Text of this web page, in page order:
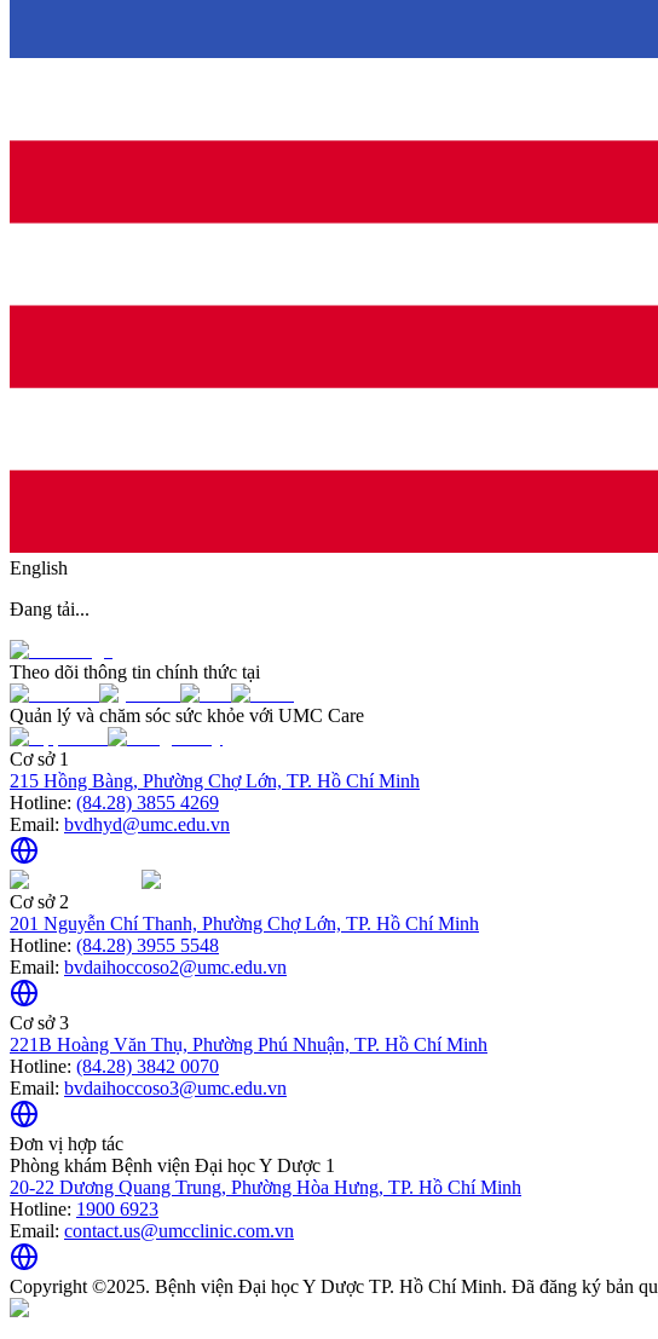
English
Đang tải...
Theo dõi thông tin chính thức tại
Quản lý và chăm sóc sức khỏe với UMC Care
Cơ sở 1
215 Hồng Bàng, Phường Chợ Lớn, TP. Hồ Chí Minh
Hotline: (84.28) 3855 4269
Email: bvdhyd@umc.edu.vn
Cơ sở 2
201 Nguyễn Chí Thanh, Phường Chợ Lớn, TP. Hồ Chí Minh
Hotline: (84.28) 3955 5548
Email: bvdaihoccoso2@umc.edu.vn
Cơ sở 3
221B Hoàng Văn Thụ, Phường Phú Nhuận, TP. Hồ Chí Minh
Hotline: (84.28) 3842 0070
Email: bvdaihoccoso3@umc.edu.vn
Đơn vị hợp tác
Phòng khám Bệnh viện Đại học Y Dược 1
20-22 Dương Quang Trung, Phường Hòa Hưng, TP. Hồ Chí Minh
Hotline: 1900 6923
Email: contact.us@umcclinic.com.vn
Copyright ©2025. Bệnh viện Đại học Y Dược TP. Hồ Chí Minh. Đã đăng ký bản